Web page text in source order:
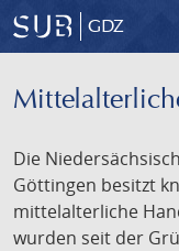
GDZ
Die
Göttingen besitzt
mittelalterliche
wurden seit der